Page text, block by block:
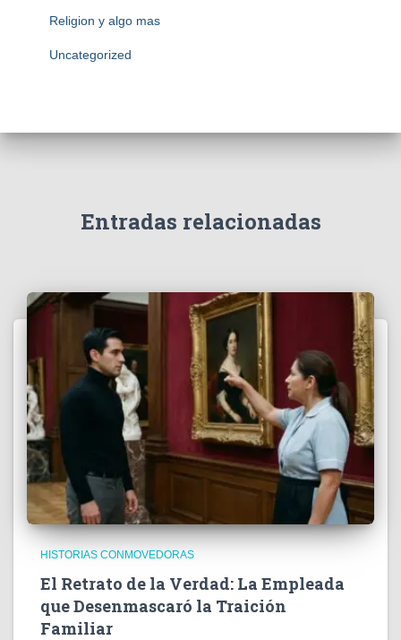
Religion y algo mas
Uncategorized
Entradas relacionadas
HISTORIAS CONMOVEDORAS
El Retrato de la Verdad: La Empleada
que Desenmascaró la Traición
Familiar